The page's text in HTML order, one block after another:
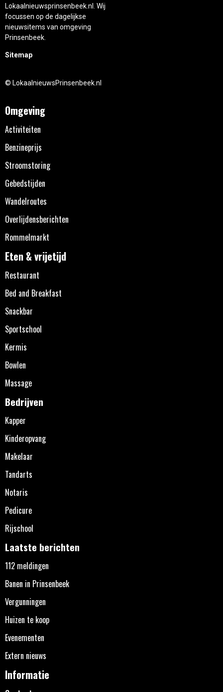
Lokaalnieuwsprinsenbeek.nl. Wij
focussen op de dagelijkse
nieuwsitems van omgeving
Prinsenbeek.
Sitemap
© LokaalnieuwsPrinsenbeek.nl
Omgeving
Activiteiten
Benzineprijs
Stroomstoring
Gebedstijden
Wandelroutes
Overlijdensberichten
Rommelmarkt
Eten & vrijetijd
Restaurant
Bed and Breakfast
Snackbar
Sportschool
Kermis
Bowlen
Massage
Bedrijven
Kapper
Kinderopvang
Makelaar
Tandarts
Notaris
Pedicure
Rijschool
Laatste berichten
112 meldingen
Banen in Prinsenbeek
Vergunningen
Huizen te koop
Evenementen
Extern nieuws
Informatie